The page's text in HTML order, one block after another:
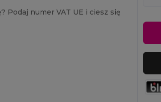
Podaj numer VAT UE i ciesz się